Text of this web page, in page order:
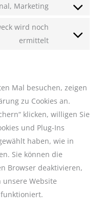
Marketing
wird noch
ermittelt
Mal besuchen, zeigen
zu Cookies an.
klicken, willigen Sie
und Plug-Ins
haben, wie in
Sie können die
Browser deaktivieren,
Website